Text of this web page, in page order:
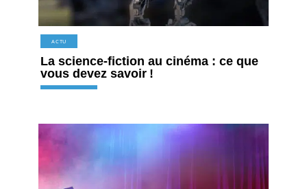
ACTU
La science-fiction au cinéma : ce que
vous devez savoir !